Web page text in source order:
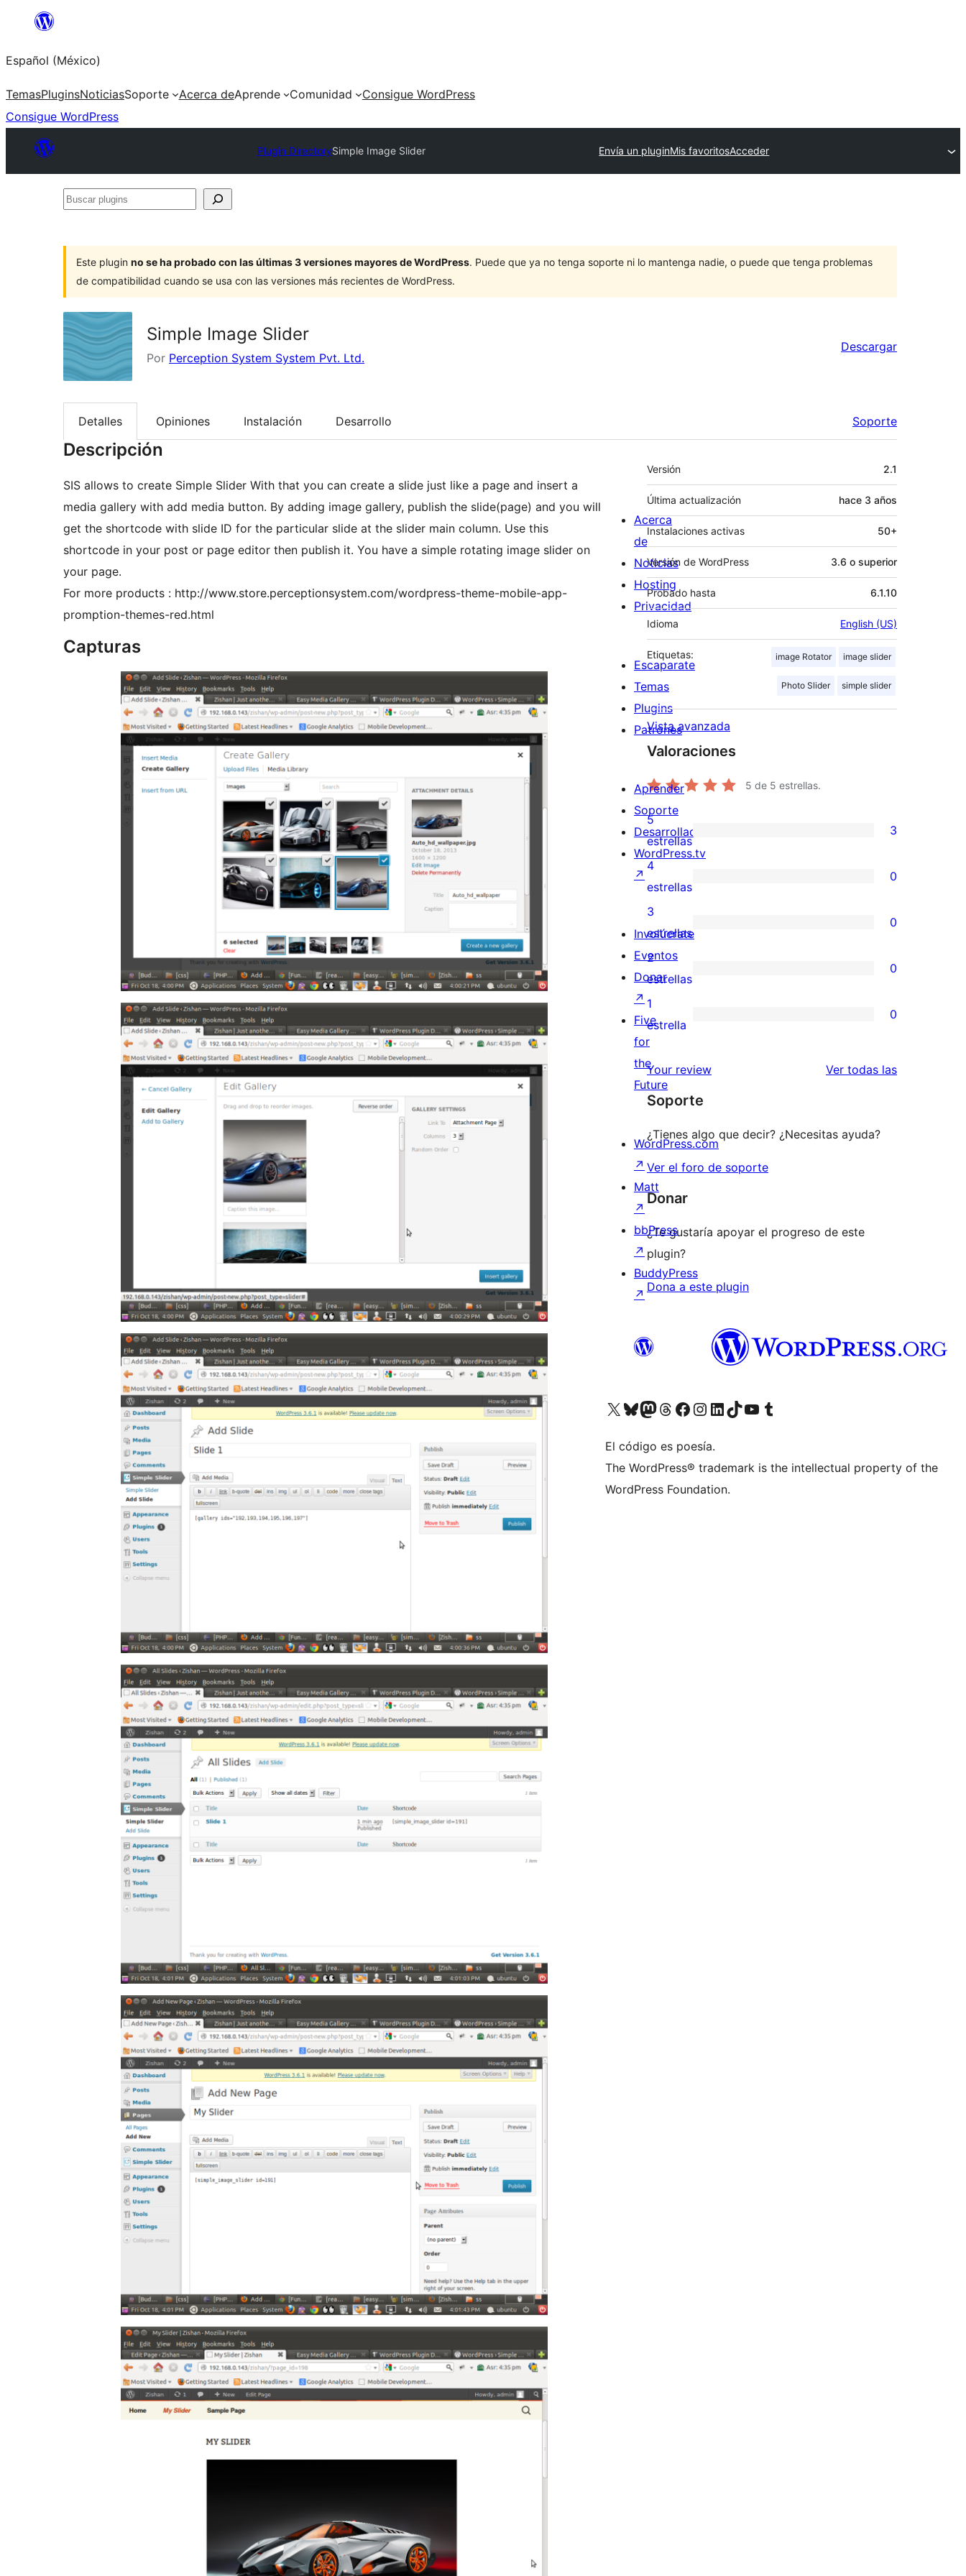
Saltar
contenido
Español (México)
TemasPluginsNoticiasSoporte Acerca deAprende Comunidad
Consigue WordPress
Consigue WordPress
Plugin DirectorySimple Image Slider Envía un pluginMis favoritosAcceder
Buscar
Este plugin no se ha probado con las últimas 3 versiones mayores de WordPress. Puede que ya no tenga soporte ni lo mantenga nadie, o puede que tenga problemas
de compatibilidad cuando se usa con las versiones más recientes de WordPress.
Simple Image Slider
Por Perception System System Pvt. Ltd.
Descargar
Detalles Opiniones Instalación Desarrollo Soporte
Descripción
SIS allows to create Simple Slider With that you can create a slide just like a page and insert a
media gallery with add media button. By adding image gallery, publish the slide(page) and you will
get the shortcode with slide ID for the particular slide at the slider main column. Use this
shortcode in your post or page editor then publish it. You have a simple rotating image slider on
your page.
For more products : http://www.store.perceptionsystem.com/wordpress-theme-mobile-app-
promption-themes-red.html
Capturas
Meta
Versión 2.1
Última actualización hace 3 años
Instalaciones activas 50+
Versión de WordPress 3.6 o superior
Probado hasta 6.1.10
Idioma English (US)
Etiquetas: image Rotator image slider
Photo Slider simple slider
Vista avanzada
Valoraciones
5 de 5 estrellas.
3
valoraciones
de
5
estrellas
5
estrellas
3
0
valoraciones
de
4
estrellas
4
estrellas
0
0
valoraciones
de
3
estrellas
3
estrellas
0
0
valoraciones
de
2
estrellas
2
estrellas
0
0
valoraciones
de
1
estrellas
1
estrella
0
Your review Ver todas lasvaloraciones
Soporte
¿Tienes algo que decir? ¿Necesitas ayuda?
Ver el foro de soporte
Donar
¿Te gustaría apoyar el progreso de este
plugin?
Dona a este plugin
Acerca
de
Noticias
Hosting
Privacidad
Escaparate
Temas
Plugins
Patrones
Aprender
Soporte
Desarrolladores
WordPress.tv
↗
Involúcrate
Eventos
Donar
↗
Five
for
the
Future
WordPress.com
↗
Matt
↗
bbPress
↗
BuddyPress
↗
Visita nuestra cuenta de X (anteriormente Twitter)
Visita nuestra cuenta de Bluesky
Visita nuestra cuenta de Mastodon
Visita nuestra cuenta de Threads
Visita nuestra página de Facebook
Visita nuestra cuenta de Instagram
Visita nuestra cuenta de LinkedIn
Visita nuestra cuenta de TikTok
Visita nuestro canal de YouTube
Visita nuestra cuenta de Tumblr
El código es poesía.
The WordPress® trademark is the intellectual property of the
WordPress Foundation.